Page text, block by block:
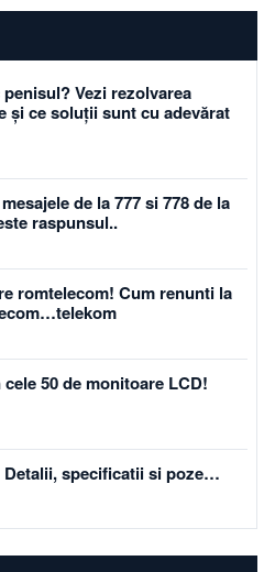
Vezi rezolvarea
și ce soluții sunt cu adevărat
de la 777 si 778 de la
raspunsul..
romtelecom! Cum renunti la
50 de monitoare LCD!
Detalii, specificatii si poze…